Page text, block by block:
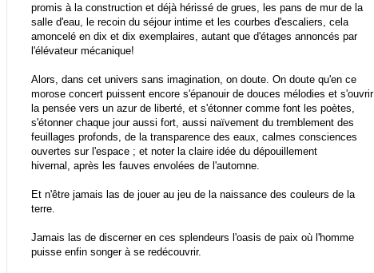
promis à la construction et déjà hérissé de grues, les pans de mur de la
salle d'eau, le recoin du séjour intime et les courbes d'escaliers, cela
amoncelé en dix et dix exemplaires, autant que d'étages annoncés par
l'élévateur mécanique!
Alors, dans cet univers sans imagination, on doute. On doute qu'en ce
morose concert puissent encore s'épanouir de douces mélodies et s'ouvrir
la pensée vers un azur de liberté, et s'étonner comme font les poètes,
s'étonner chaque jour aussi fort, aussi naïvement du tremblement des
feuillages profonds, de la transparence des eaux, calmes consciences
ouvertes sur l'espace ; et noter la claire idée du dépouillement
hivernal, après les fauves envolées de l'automne.
Et n'être jamais las de jouer au jeu de la naissance des couleurs de la
terre.
Jamais las de discerner en ces splendeurs l'oasis de paix où l'homme
puisse enfin songer à se redécouvrir.